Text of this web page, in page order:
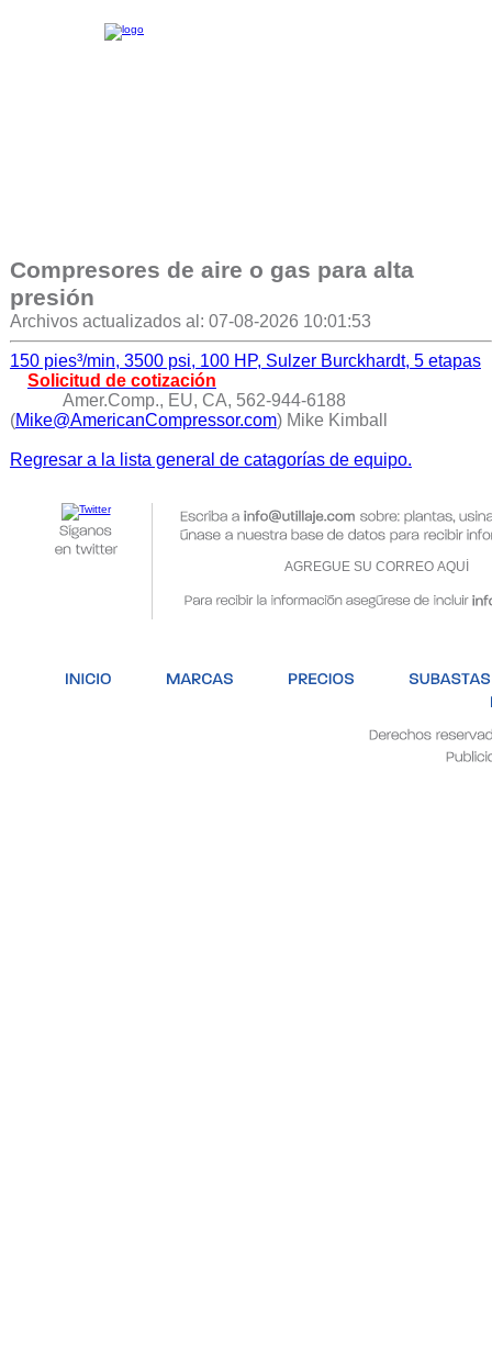
Compresores de aire o gas para alta
presión
Archivos actualizados al: 07-08-2026 10:01:53
150 pies³/min, 3500 psi, 100 HP, Sulzer Burckhardt, 5 etapas
Solicitud de cotización
Amer.Comp., EU, CA, 562-944-6188
(Mike@AmericanCompressor.com) Mike Kimball
Regresar a la lista general de catagorías de equipo.